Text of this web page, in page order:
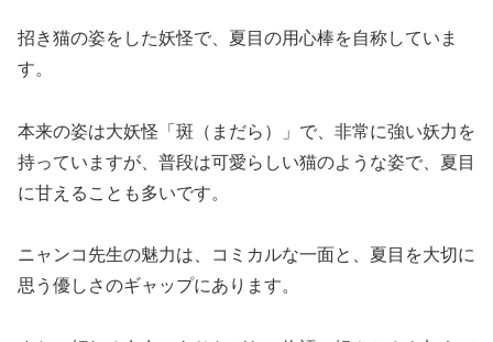
招き猫の姿をした妖怪で、夏目の用心棒を自称していま
す。
本来の姿は大妖怪「斑（まだら）」で、非常に強い妖力を
持っていますが、普段は可愛らしい猫のような姿で、夏目
に甘えることも多いです。
ニャンコ先生の魅力は、コミカルな一面と、夏目を大切に
思う優しさのギャップにあります。